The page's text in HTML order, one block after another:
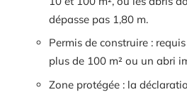
dépasse pas 1,80 m.
Permis de construire :
plus de 100 m² ou un abri
Zone protégée : la